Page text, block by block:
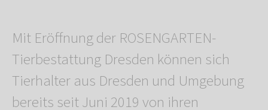
Mit Eröffnung der ROSENGARTEN-
Tierbestattung Dresden können sich
Tierhalter aus Dresden und Umgebung
bereits seit Juni 2019 von ihren